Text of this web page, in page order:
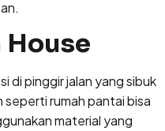
House
di pinggir jalan yang sibuk
seperti rumah pantai bisa
material yang